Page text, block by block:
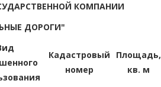
КОМПАНИИ
ДОРОГИ"
Кадастровый
номер
Площадь,
кв. м